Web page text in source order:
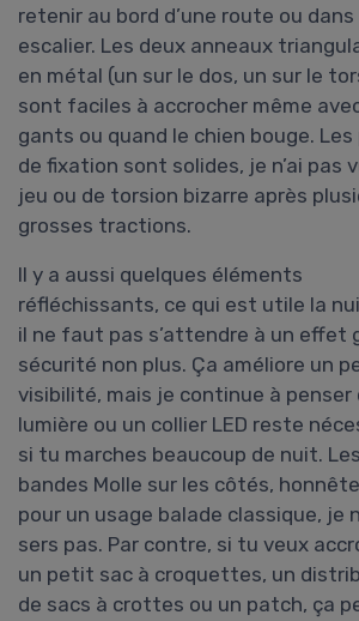
retenir au bord d’une route ou dans
escalier. Les deux anneaux
en métal (un sur le dos, un sur le
sont faciles à accrocher même
gants ou quand le chien bouge.
de fixation sont solides, je n’ai pas
jeu ou de torsion bizarre après
grosses tractions.
Il y a aussi quelques éléments
réfléchissants, ce qui est utile la
il ne faut pas s’attendre à un effet
sécurité non plus. Ça améliore un
visibilité, mais je continue à penser
lumière ou un collier LED reste
si tu marches beaucoup de nuit. Les
bandes Molle sur les côtés,
pour un usage balade classique, je
sers pas. Par contre, si tu veux
un petit sac à croquettes, un
de sacs à crottes ou un patch, ça